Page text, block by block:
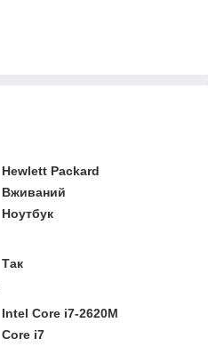
Hewlett Packard
Вживаний
Ноутбук
Так
Intel Core i7-2620M
Core i7